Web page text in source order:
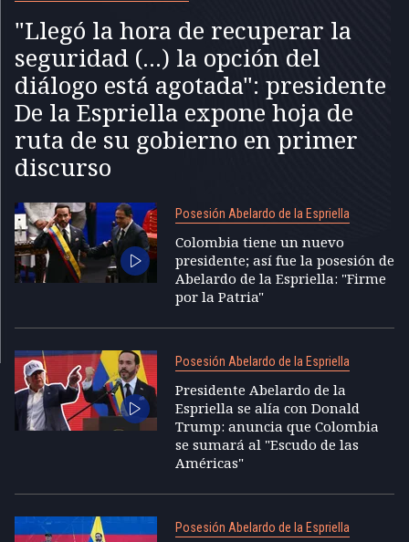
"Llegó la hora de recuperar la
seguridad (...) la opción del
diálogo está agotada": presidente
De la Espriella expone hoja de
ruta de su gobierno en primer
discurso
Posesión Abelardo de la Espriella
Colombia tiene un nuevo
presidente; así fue la posesión de
Abelardo de la Espriella: "Firme
por la Patria"
Posesión Abelardo de la Espriella
Presidente Abelardo de la
Espriella se alía con Donald
Trump: anuncia que Colombia
se sumará al "Escudo de las
Américas"
Posesión Abelardo de la Espriella